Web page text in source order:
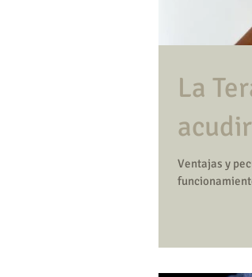
La
Ventajas y